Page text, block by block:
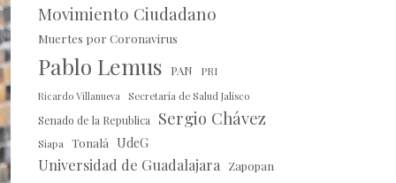
Movimiento Ciudadano
Muertes por Coronavirus
Pablo Lemus PAN PRI
Ricardo Villanueva Secretaría de Salud Jalisco
Senado de la Republica Sergio Chávez
Siapa Tonalá UdeG
Universidad de Guadalajara Zapopan